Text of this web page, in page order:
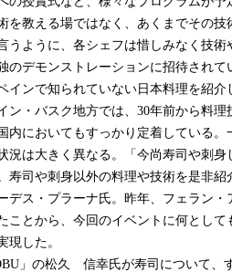
を教える場ではなく、あくまでその
うように、各シェフは惜しみなく技
のデモンストレーションに招待されて
インで知られていない日本料理を紹
ン・バスク地方では、30年前から料
内においてもすっかり定着している
況は大きく異なる。「今尚寿司や刺
寿司や刺身以外の料理や技術を是非
デス・プラーナ氏。昨年、フェラン
ことから、今回のイベントに何とし
現した。
」の松久 信幸氏が寿司について、